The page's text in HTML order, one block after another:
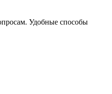
Удобные способы